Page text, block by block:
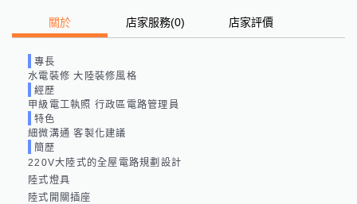
關於 店家服務(0) 店家評價
專長
水電裝修 大陸裝修風格
經歷
甲級電工執照 行政區電路管理員
特色
細微溝通 客製化建議
簡歷
220V大陸式的全屋電路規劃設計
陸式燈具
陸式開關插座